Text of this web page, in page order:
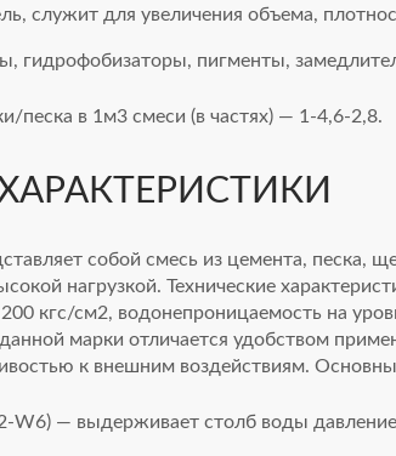
служит для увеличения объема,
гидрофобизаторы, пигменты,
в 1м3 смеси (в частях) — 1-4,6-2,8.
собой смесь из цемента, песка,
нагрузкой. Технические
кгс/см2, водонепроницаемость на
марки отличается удобством
к внешним воздействиям.
W6) — выдерживает столб воды